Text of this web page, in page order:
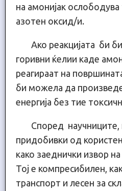
на амонијак
азотен оксид/и.
Ако реакцијата би
горивни ќелии каде
реагираат на
би можела да
енергија без тие
Според научниците,
придобивки од
како заеднички извор
Тој е компресибилен,
транспорт и лесен за